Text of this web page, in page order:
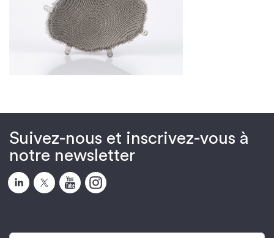
Suivez-nous et inscrivez-vous à
notre newsletter